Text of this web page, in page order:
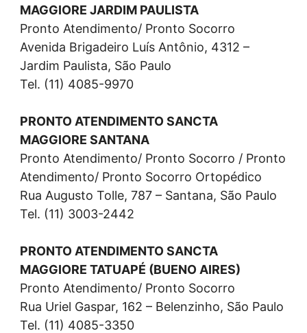
MAGGIORE JARDIM PAULISTA
Pronto Atendimento/ Pronto Socorro
Avenida Brigadeiro Luís Antônio, 4312 –
Jardim Paulista, São Paulo
Tel. (11) 4085-9970
PRONTO ATENDIMENTO SANCTA
MAGGIORE SANTANA
Pronto Atendimento/ Pronto Socorro / Pronto
Atendimento/ Pronto Socorro Ortopédico
Rua Augusto Tolle, 787 – Santana, São Paulo
Tel. (11) 3003-2442
PRONTO ATENDIMENTO SANCTA
MAGGIORE TATUAPÉ (BUENO AIRES)
Pronto Atendimento/ Pronto Socorro
Rua Uriel Gaspar, 162 – Belenzinho, São Paulo
Tel. (11) 4085-3350